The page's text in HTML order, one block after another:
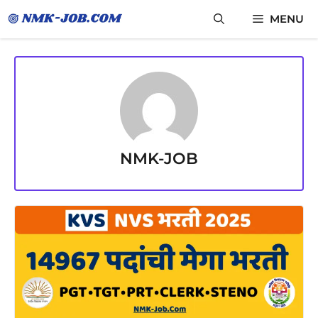
to
content
MENU
NMK-JOB